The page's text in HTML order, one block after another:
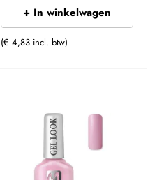
+ In winkelwagen
(€ 4,83 incl. btw)